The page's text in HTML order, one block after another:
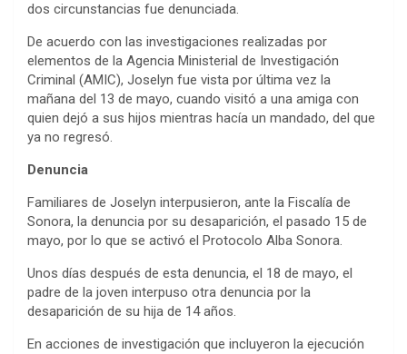
dos circunstancias fue denunciada.
De acuerdo con las investigaciones realizadas por
elementos de la Agencia Ministerial de Investigación
Criminal (AMIC), Joselyn fue vista por última vez la
mañana del 13 de mayo, cuando visitó a una amiga con
quien dejó a sus hijos mientras hacía un mandado, del que
ya no regresó.
Denuncia
Familiares de Joselyn interpusieron, ante la Fiscalía de
Sonora, la denuncia por su desaparición, el pasado 15 de
mayo, por lo que se activó el Protocolo Alba Sonora.
Unos días después de esta denuncia, el 18 de mayo, el
padre de la joven interpuso otra denuncia por la
desaparición de su hija de 14 años.
En acciones de investigación que incluyeron la ejecución